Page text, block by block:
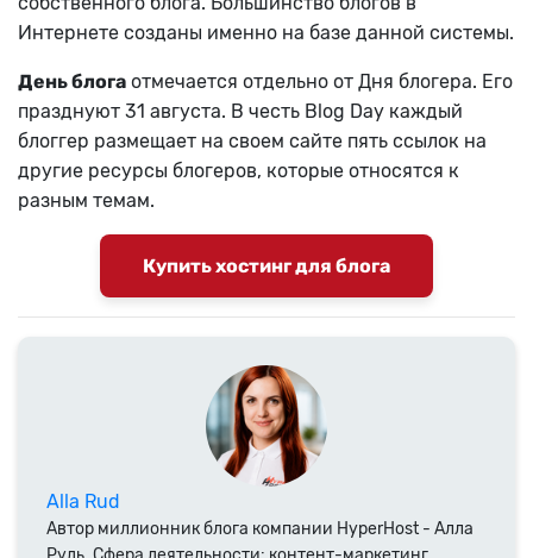
Интернете созданы именно на базе данной системы.
День блога отмечается отдельно от Дня блогера. Его
празднуют 31 августа. В честь Blog Day каждый
блоггер размещает на своем сайте пять ссылок на
другие ресурсы блогеров, которые относятся к
разным темам.
Купить хостинг для блога
Alla Rud
Автор миллионник блога компании HyperHost - Алла